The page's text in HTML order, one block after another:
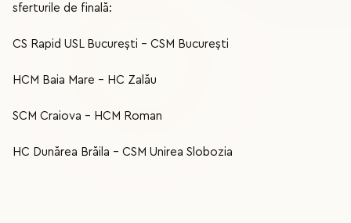
sferturile de finală:
CS Rapid USL București – CSM București
HCM Baia Mare – HC Zalău
SCM Craiova – HCM Roman
HC Dunărea Brăila – CSM Unirea Slobozia